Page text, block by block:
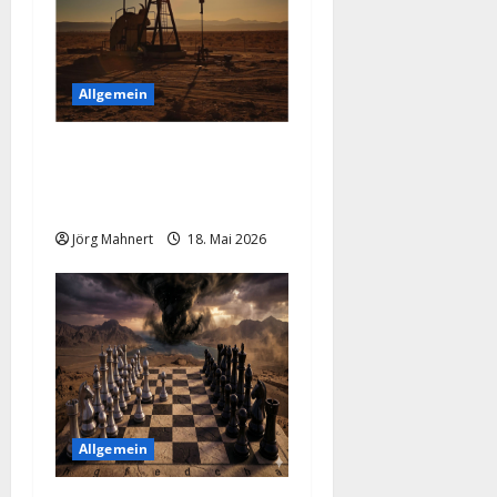
Allgemein
Jörg Mahnert 18. Mai 2026
Allgemein